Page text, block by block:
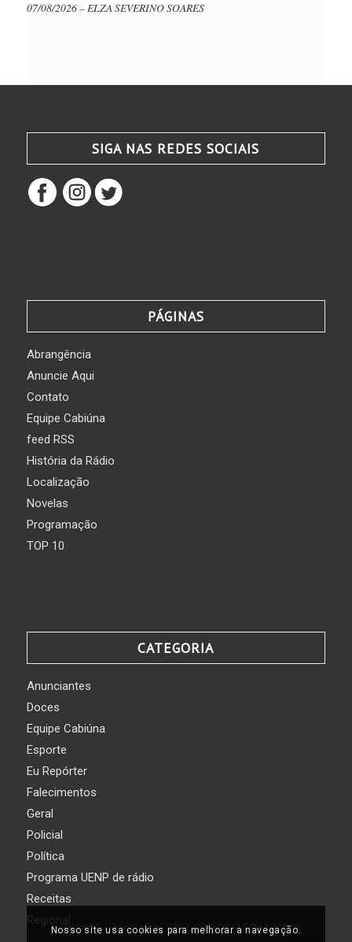
07/08/2026 – ELZA SEVERINO SOARES
SIGA NAS REDES SOCIAIS
PÁGINAS
Abrangência
Anuncie Aqui
Contato
Equipe Cabiúna
feed RSS
História da Rádio
Localização
Novelas
Programação
TOP 10
CATEGORIA
Anunciantes
Doces
Equipe Cabiúna
Esporte
Eu Repórter
Falecimentos
Geral
Policial
Política
Programa UENP de rádio
Receitas
Regional
Nosso site usa cookies para melhorar a navegação.